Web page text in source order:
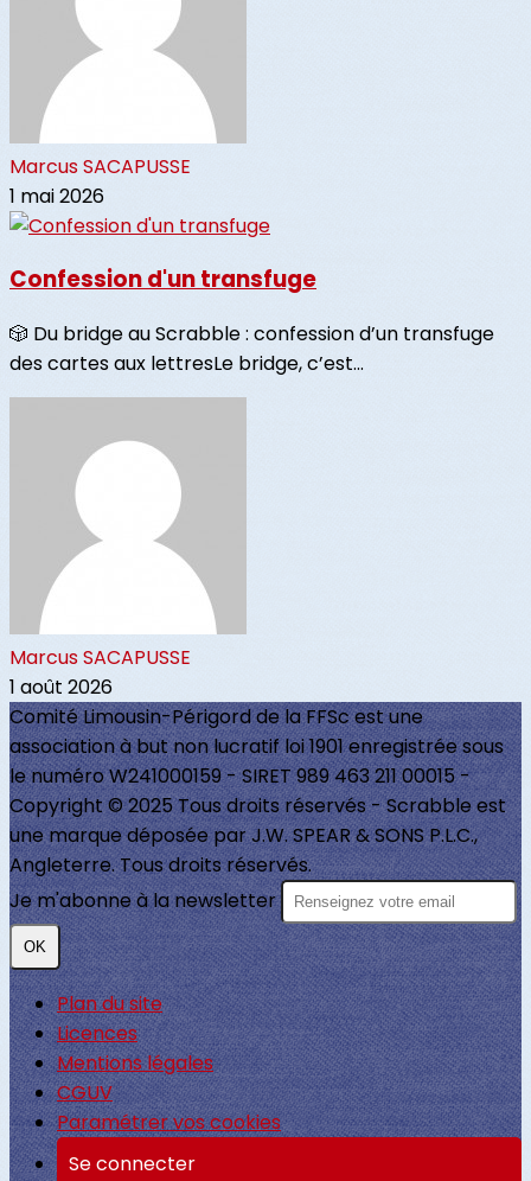
Marcus SACAPUSSE
1 mai 2026
Confession d'un transfuge
🎲 Du bridge au Scrabble : confession d’un transfuge
des cartes aux lettresLe bridge, c’est...
Marcus SACAPUSSE
1 août 2026
Comité Limousin-Périgord de la FFSc est une
association à but non lucratif loi 1901 enregistrée sous
le numéro W241000159 - SIRET 989 463 211 00015 -
Copyright © 2025 Tous droits réservés - Scrabble est
une marque déposée par J.W. SPEAR & SONS P.L.C.,
Angleterre. Tous droits réservés.
Je m'abonne à la newsletter
OK
Plan du site
Licences
Mentions légales
CGUV
Paramétrer vos cookies
Se connecter